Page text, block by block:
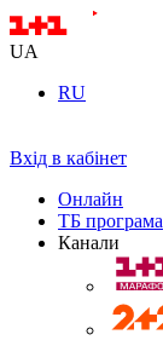
UA
RU
Вхід в кабінет
Онлайн
ТБ програма
Канали